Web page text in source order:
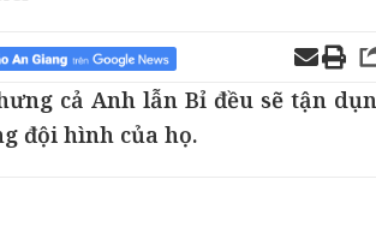
cả Anh lẫn Bỉ đều sẽ tận
đội hình của họ.